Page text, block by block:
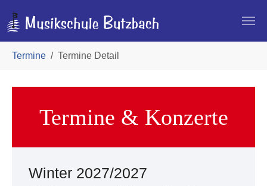
Termine Termine Detail
Termine & Konzerte
Winter 2027/2027